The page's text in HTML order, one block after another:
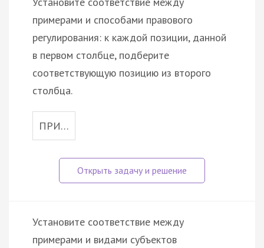
примерами и способами правового
регулирования: к каждой позиции, данной
в первом столбце, подберите
соответствующую позицию из второго
столбца.
ПРИ…
Установите соответствие между
примерами и видами субъектов